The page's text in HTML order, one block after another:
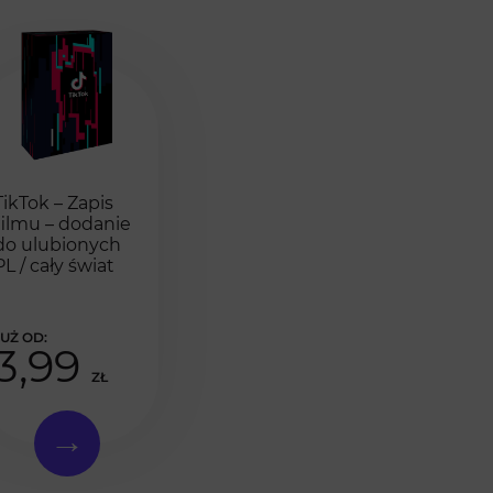
– Zapis
– dodanie
ulubionych
/ cały świat
ZŁ